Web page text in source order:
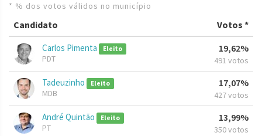
* % dos votos válidos no município
Candidato Votos *
Carlos Pimenta Eleito
PDT
19,62%
491 votos
Tadeuzinho Eleito
MDB
17,07%
427 votos
André Quintão Eleito
PT
13,99%
350 votos